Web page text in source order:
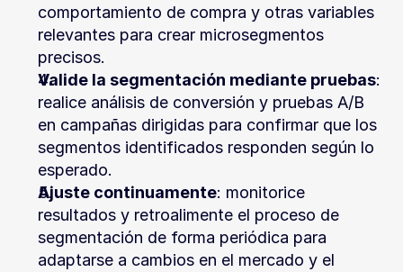
comportamiento de compra y otras variables
relevantes para crear microsegmentos
precisos.
Valide la segmentación mediante pruebas:
realice análisis de conversión y pruebas A/B
en campañas dirigidas para confirmar que los
segmentos identificados responden según lo
esperado.
Ajuste continuamente: monitorice
resultados y retroalimente el proceso de
segmentación de forma periódica para
adaptarse a cambios en el mercado y el